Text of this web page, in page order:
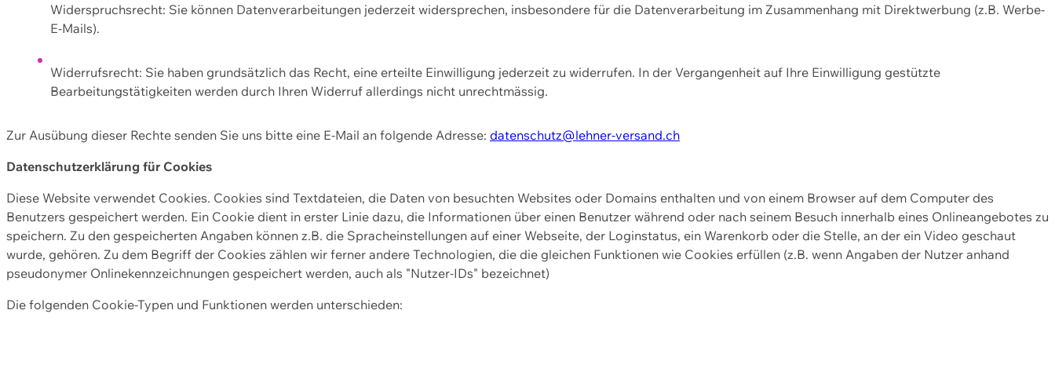
Widerspruchsrecht: Sie können Datenverarbeitungen jederzeit widersprechen, insbesondere für die Datenverarbeitung im Zusammenhang mit Direktwerbung (z.B. Werbe-
E-Mails).
Widerrufsrecht: Sie haben grundsätzlich das Recht, eine erteilte Einwilligung jederzeit zu widerrufen. In der Vergangenheit auf Ihre Einwilligung gestützte
Bearbeitungstätigkeiten werden durch Ihren Widerruf allerdings nicht unrechtmässig.
Zur Ausübung dieser Rechte senden Sie uns bitte eine E-Mail an folgende Adresse: datenschutz@lehner-versand.ch
Datenschutzerklärung für Cookies
Diese Website verwendet Cookies. Cookies sind Textdateien, die Daten von besuchten Websites oder Domains enthalten und von einem Browser auf dem Computer des
Benutzers gespeichert werden. Ein Cookie dient in erster Linie dazu, die Informationen über einen Benutzer während oder nach seinem Besuch innerhalb eines Onlineangebotes zu
speichern. Zu den gespeicherten Angaben können z.B. die Spracheinstellungen auf einer Webseite, der Loginstatus, ein Warenkorb oder die Stelle, an der ein Video geschaut
wurde, gehören. Zu dem Begriff der Cookies zählen wir ferner andere Technologien, die die gleichen Funktionen wie Cookies erfüllen (z.B. wenn Angaben der Nutzer anhand
pseudonymer Onlinekennzeichnungen gespeichert werden, auch als "Nutzer-IDs" bezeichnet)
Die folgenden Cookie-Typen und Funktionen werden unterschieden: